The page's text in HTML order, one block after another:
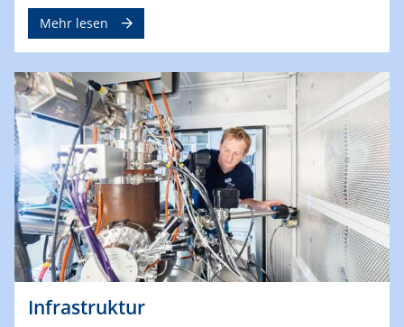
Mehr lesen
Infrastruktur